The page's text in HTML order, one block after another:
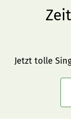
Jetzt tolle